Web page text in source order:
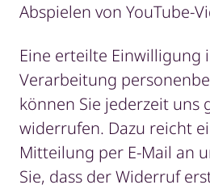
Abspielen von YouTube-
Eine erteilte Einwilligung
Verarbeitung
können Sie jederzeit uns
widerrufen. Dazu reicht
Mitteilung per E-Mail an
Sie, dass der Widerruf